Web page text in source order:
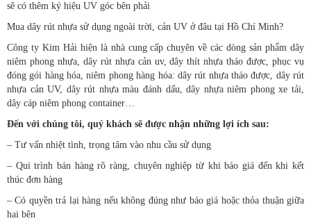
sẽ có thêm ký hiệu UV góc bên phải
Mua dây rút nhựa sử dụng ngoài trời, cản UV ở đâu tại Hồ Chí Minh?
Công ty Kim Hải hiện là nhà cung cấp chuyên về các dòng sản phẩm dây
niêm phong nhựa, dây rút nhựa cản uv, dây thít nhựa tháo được, phục vụ
đóng gói hàng hóa, niêm phong hàng hóa: dây rút nhựa tháo được, dây rút
nhựa cản UV, dây rút nhựa màu đánh dấu, dây nhựa niêm phong xe tải,
dây cáp niêm phong container…
Đến với chúng tôi, quý khách sẽ được nhận những lợi ích sau:
– Tư vấn nhiệt tình, trọng tâm vào nhu cầu sử dụng
– Qui trình bán hàng rõ ràng, chuyên nghiệp từ khi báo giá đến khi kết
thúc đơn hàng
– Có quyền trả lại hàng nếu không đúng như báo giá hoặc thỏa thuận giữa
hai bên